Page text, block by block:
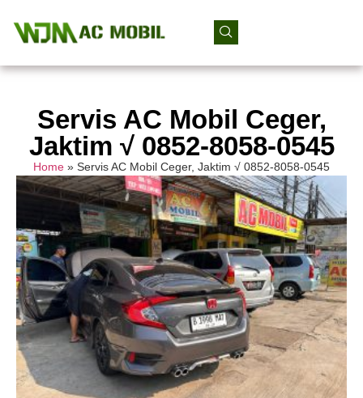
Servis AC Mobil Ceger,
Jaktim √ 0852-8058-0545
Home » Servis AC Mobil Ceger, Jaktim √ 0852-8058-0545